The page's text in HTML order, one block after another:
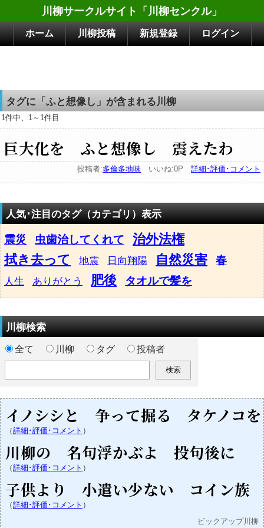
川柳サークルサイト「川柳センクル」
ホーム 川柳投稿 新規登録 ログイン
タグに「ふと想像し」が含まれる川柳
1件中、1～1件目
巨大化を ふと想像し 震えたわ
投稿者:多倫多地味 いいね:0P 詳細･評価･コメント
人気･注目のタグ（カテゴリ）表示
震災 虫歯治してくれて
治外法権
拭き去って
地震 日向翔陽 自然災害 春
人生 ありがとう 肥後 タオルで髪を
川柳検索
全て 川柳 タグ 投稿者
イノシシと 争って掘る タケノコを
（詳細･評価･コメント ）
川柳の 名句浮かぶよ 投句後に
（詳細･評価･コメント ）
子供より 小遣い少ない コイン族
（詳細･評価･コメント ）
ピックアップ川柳